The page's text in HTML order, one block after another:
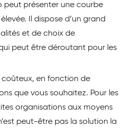
peut présenter une courbe
Il dispose d’un grand
et de choix de
peut être déroutant pour les
en fonction de
que vous souhaitez. Pour les
organisations aux moyens
peut-être pas la solution la